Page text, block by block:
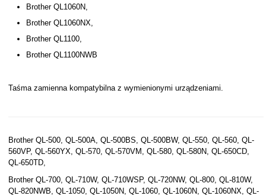
Brother QL1060N,
Brother QL1060NX,
Brother QL1100,
Brother QL1100NWB
Taśma zamienna kompatybilna z wymienionymi urządzeniami.
Brother QL-500, QL-500A, QL-500BS, QL-500BW, QL-550, QL-560, QL-
560VP, QL-560YX, QL-570, QL-570VM, QL-580, QL-580N, QL-650CD,
QL-650TD,
Brother QL-700, QL-710W, QL-710WSP, QL-720NW, QL-800, QL-810W,
QL-820NWB, QL-1050, QL-1050N, QL-1060, QL-1060N, QL-1060NX, QL-